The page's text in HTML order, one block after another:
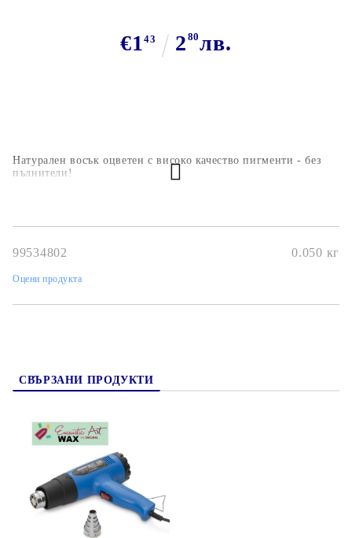
€143 2 80лв.
Натурален восък оцветен с високо качество пигменти - без
пълнители!
99534802 0.050 кг
Оцени продукта
СВЪРЗАНИ ПРОДУКТИ